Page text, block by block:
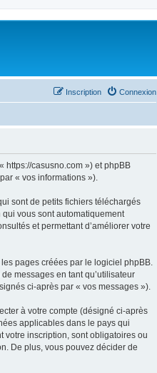
Connexion
Inscription
https://casusno.com ») et phpBB
« vos informations »).
sont de petits fichiers téléchargés
vous sont automatiquement
et permettant d’améliorer votre
pages créées par le logiciel phpBB.
messages en tant qu’utilisateur
ci-après par « vos messages »).
à votre compte (désigné ci-après
applicables dans le pays qui
votre inscription, sont obligatoires ou
De plus, vous pouvez décider de